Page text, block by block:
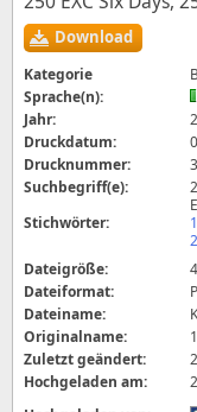
Download
Kategorie
Sprache(n):
Jahr:
Druckdatum:
Drucknummer:
Suchbegriff(e):
Stichwörter:
Dateigröße:
Dateiformat:
Dateiname:
Originalname:
Zuletzt geändert:
Hochgeladen am: